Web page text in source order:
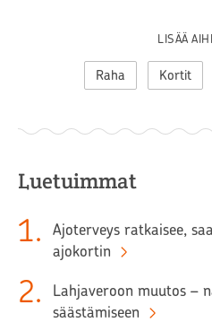
LISÄÄ
Raha Kortit
Luetuimmat
1.
Ajoterveys ratkaisee,
ajokortin
2.
Lahjaveroon muutos –
säästämiseen